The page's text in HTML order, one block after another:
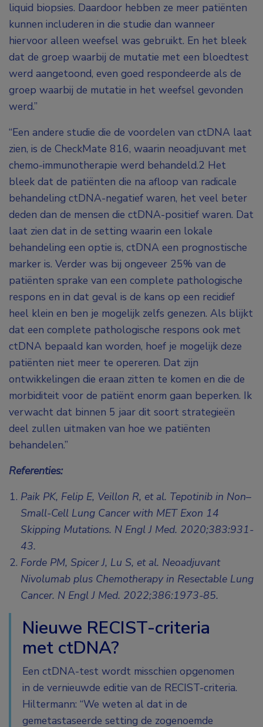
liquid biopsies. Daardoor hebben ze meer patiënten
kunnen includeren in die studie dan wanneer
hiervoor alleen weefsel was gebruikt. En het bleek
dat de groep waarbij de mutatie met een bloedtest
werd aangetoond, even goed respondeerde als de
groep waarbij de mutatie in het weefsel gevonden
werd.”
“Een andere studie die de voordelen van ctDNA laat
zien, is de CheckMate 816, waarin neoadjuvant met
chemo-immunotherapie werd behandeld.2 Het
bleek dat de patiënten die na afloop van radicale
behandeling ctDNA-negatief waren, het veel beter
deden dan de mensen die ctDNA-positief waren. Dat
laat zien dat in de setting waarin een lokale
behandeling een optie is, ctDNA een prognostische
marker is. Verder was bij ongeveer 25% van de
patiënten sprake van een complete pathologische
respons en in dat geval is de kans op een recidief
heel klein en ben je mogelijk zelfs genezen. Als blijkt
dat een complete pathologische respons ook met
ctDNA bepaald kan worden, hoef je mogelijk deze
patiënten niet meer te opereren. Dat zijn
ontwikkelingen die eraan zitten te komen en die de
morbiditeit voor de patiënt enorm gaan beperken. Ik
verwacht dat binnen 5 jaar dit soort strategieën
deel zullen uitmaken van hoe we patiënten
behandelen.”
Referenties:
Paik PK, Felip E, Veillon R, et al. Tepotinib in Non–
Small-Cell Lung Cancer with MET Exon 14
Skipping Mutations. N Engl J Med. 2020;383:931-
43.
Forde PM, Spicer J, Lu S, et al. Neoadjuvant
Nivolumab plus Chemotherapy in Resectable Lung
Cancer. N Engl J Med. 2022;386:1973-85.
Nieuwe RECIST-criteria
met ctDNA?
Een ctDNA-test wordt misschien opgenomen
in de vernieuwde editie van de RECIST-criteria.
Hiltermann: “We weten al dat in de
gemetastaseerde setting de zogenoemde